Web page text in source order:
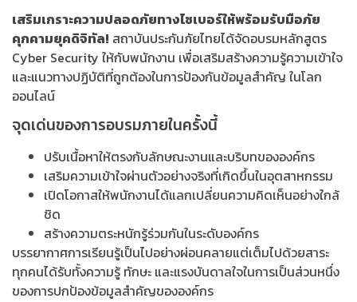
เสริมเกราะความปลอดภัยทางไซเบอร์ให้พร้อมรับมือภัย
คุกคามยุคดิจิทัล! สถาบันประกันภัยไทยได้จัดอบรมหลักสูตร
Cyber Security ให้กับพนักงาน เพื่อเสริมสร้างความรู้ความเข้าใจ
และแนวทางปฏิบัติที่ถูกต้องในการป้องกันข้อมูลสำคัญ ในโลก
ออนไลน์
จุดเด่นของการอบรมภายในครั้งนี้
ปรับเนื้อหาให้ตรงกับลักษณะงานและบริบทขององค์กร
เสริมความเข้าใจผ่านตัวอย่างจริงที่เกิดขึ้นในอุตสาหกรรม
เปิดโอกาสให้พนักงานได้แลกเปลี่ยนความคิดเห็นอย่างใกล้
ชิด
สร้างความตระหนักรู้ร่วมกันในระดับองค์กร
บรรยากาศการเรียนรู้เป็นไปอย่างผ่อนคลายแต่เต็มไปด้วยสาระ
ทุกคนได้รับทั้งความรู้ ทักษะ และแรงบันดาลใจในการเป็นส่วนหนึ่ง
ของการปกป้องข้อมูลสำคัญขององค์กร